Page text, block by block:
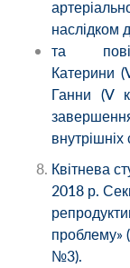
наслідком
та
Катерини
Ганни (V
Квітнева
2018 р.
проблему»
№3).